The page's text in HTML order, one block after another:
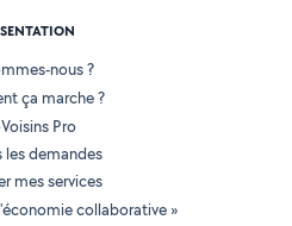
nous ?
ça marche ?
Pro
les demandes
mes services
collaborative »